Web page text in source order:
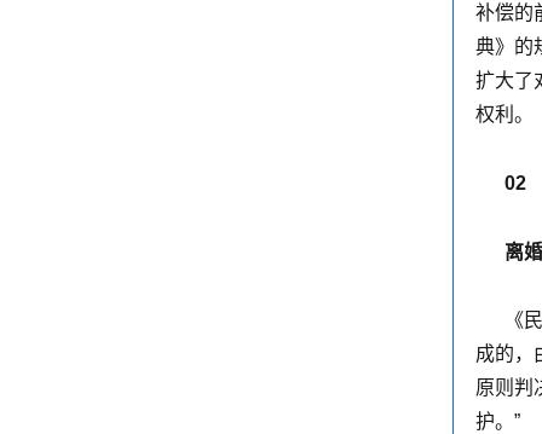
补偿的
典》的
扩大了
权利。
02
离
《
成的，
原则判
护。”